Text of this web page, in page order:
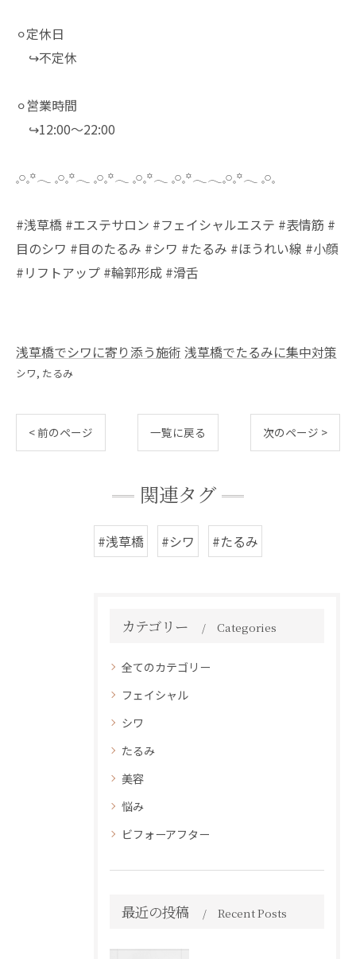
⚪︎定休日
↪︎不定休
⚪︎営業時間
↪︎12:00～22:00
𓈒𓏸𓈒꙳𓂃 𓈒𓏸𓈒꙳𓂃 𓈒𓏸𓈒꙳𓂃 𓈒𓏸𓈒꙳𓂃 𓈒𓏸𓈒꙳𓂃𓂃𓈒𓏸𓈒꙳𓂃 𓈒𓏸𓈒
#浅草橋 #エステサロン #フェイシャルエステ #表情筋 #
目のシワ #目のたるみ #シワ #たるみ #ほうれい線 #小顔
#リフトアップ #輪郭形成 #滑舌
浅草橋でシワに寄り添う施術 浅草橋でたるみに集中対策
シワ たるみ
< 前のページ 一覧に戻る 次のページ >
関連タグ
#浅草橋 #シワ #たるみ
カテゴリー Categories
全てのカテゴリー
フェイシャル
シワ
たるみ
美容
悩み
ビフォーアフター
最近の投稿 Recent Posts